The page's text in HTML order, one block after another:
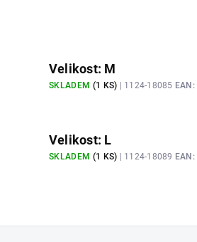
Velikost: M
SKLADEM (1 KS) | 1124-18085 EAN:
Velikost: L
SKLADEM (1 KS) | 1124-18089 EAN: